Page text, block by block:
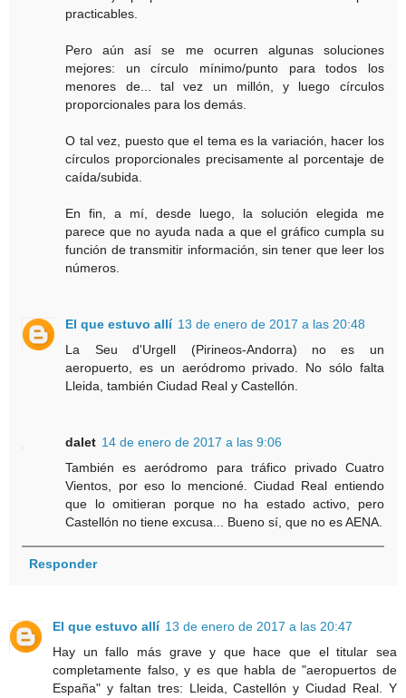
practicables.
Pero aún así se me ocurren algunas soluciones
mejores: un círculo mínimo/punto para todos los
menores de... tal vez un millón, y luego círculos
proporcionales para los demás.
O tal vez, puesto que el tema es la variación, hacer los
círculos proporcionales precisamente al porcentaje de
caída/subida.
En fin, a mí, desde luego, la solución elegida me
parece que no ayuda nada a que el gráfico cumpla su
función de transmitir información, sin tener que leer los
números.
El que estuvo allí 13 de enero de 2017 a las 20:48
La Seu d'Urgell (Pirineos-Andorra) no es un
aeropuerto, es un aeródromo privado. No sólo falta
Lleida, también Ciudad Real y Castellón.
dalet 14 de enero de 2017 a las 9:06
También es aeródromo para tráfico privado Cuatro
Vientos, por eso lo mencioné. Ciudad Real entiendo
que lo omitieran porque no ha estado activo, pero
Castellón no tiene excusa... Bueno sí, que no es AENA.
Responder
El que estuvo allí 13 de enero de 2017 a las 20:47
Hay un fallo más grave y que hace que el titular sea
completamente falso, y es que habla de "aeropuertos de
España" y faltan tres: Lleida, Castellón y Ciudad Real. Y